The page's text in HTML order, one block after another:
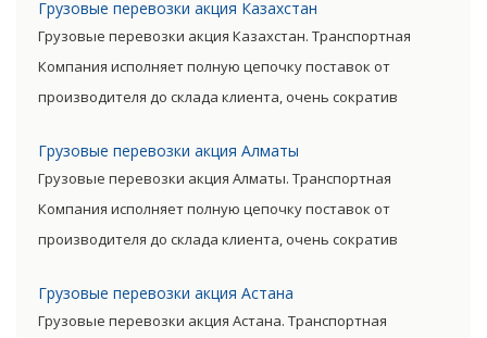
Грузовые перевозки акция Казахстан
Грузовые перевозки акция Казахстан. Транспортная
Компания исполняет полную цепочку поставок от
производителя до склада клиента, очень сократив
уменьшить транспортные затраты, существенно снизив
уровень итоговой цены товара.
Грузовые перевозки акция Алматы
Грузовые перевозки акция Алматы. Транспортная
Компания исполняет полную цепочку поставок от
производителя до склада клиента, очень сократив
уменьшить транспортные затраты, существенно снизив
уровень итоговой цены товара.
Грузовые перевозки акция Астана
Грузовые перевозки акция Астана. Транспортная